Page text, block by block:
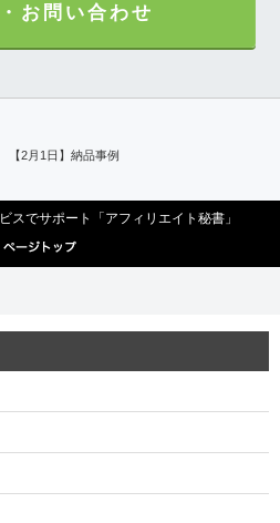
お問い合わせ
【2月1日】納品事例
スでサポート「アフィリエイト秘書」